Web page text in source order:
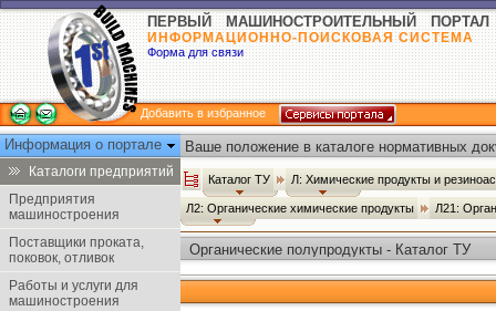
ПЕРВЫЙ МАШИНОСТРОИТЕЛЬНЫЙ ПОРТАЛ
ИНФОРМАЦИОННО-ПОИСКОВАЯ СИСТЕМА
Форма для связи
Добавить в избранное
Информация о портале
Каталоги предприятий
Предприятия
машиностроения
Поставщики проката,
поковок, отливок
Работы и услуги для
машиностроения
Ваше положение в каталоге нормативных
Каталог ТУ Л: Химические продукты и
Л2: Органические химические продукты Л21:
Органические полупродукты - Каталог ТУ